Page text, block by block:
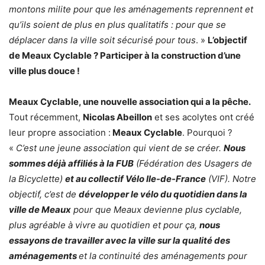
montons milite pour que les aménagements reprennent et
qu’ils soient de plus en plus qualitatifs : pour que se
déplacer dans la ville soit sécurisé pour tous. » L’objectif
de Meaux Cyclable ? Participer à la construction d’une
ville plus douce !
Meaux Cyclable, une nouvelle association qui a la pêche.
Tout récemment, Nicolas Abeillon et ses acolytes ont créé
leur propre association : Meaux Cyclable. Pourquoi ?
« C’est une jeune association qui vient de se créer. Nous
sommes déjà affiliés à la FUB (Fédération des Usagers de
la Bicyclette) et au collectif Vélo Ile-de-France (VIF). Notre
objectif, c’est de développer le vélo du quotidien dans la
ville de Meaux pour que Meaux devienne plus cyclable,
plus agréable à vivre au quotidien et pour ça, nous
essayons de travailler avec la ville sur la qualité des
aménagementset la continuité des aménagements pour